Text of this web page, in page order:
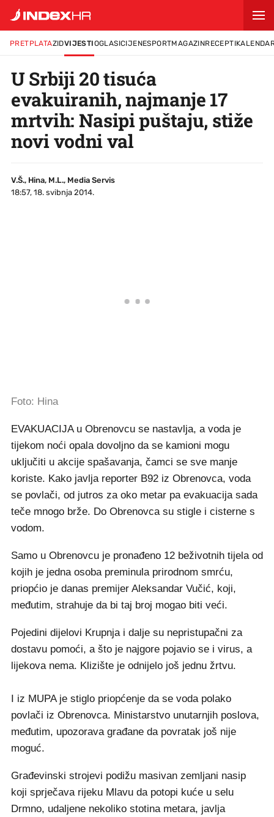
PRETPLATAZIDVIJESTIOGLASICIJENESPORTMAGAZINRECEPTI
U Srbiji 20 tisuća
evakuiranih, najmanje 17
mrtvih: Nasipi puštaju, stiže
novi vodni val
V.Š., Hina, M.L., Media Servis
18:57, 18. svibnja 2014.
Foto: Hina
EVAKUACIJA u Obrenovcu se nastavlja, a voda je
tijekom noći opala dovoljno da se kamioni mogu
uključiti u akcije spašavanja, čamci se sve manje
koriste. Kako javlja reporter B92 iz Obrenovca, voda
se povlači, od jutros za oko metar pa evakuacija sada
teče mnogo brže. Do Obrenovca su stigle i cisterne s
vodom.
Samo u Obrenovcu je pronađeno 12 beživotnih tijela od
kojih je jedna osoba preminula prirodnom smrću,
priopćio je danas premijer Aleksandar Vučić, koji,
međutim, strahuje da bi taj broj mogao biti veći.
Pojedini dijelovi Krupnja i dalje su nepristupačni za
dostavu pomoći, a što je najgore pojavio se i virus, a
lijekova nema. Klizište je odnijelo još jednu žrtvu.
I iz MUPA je stiglo priopćenje da se voda polako
povlači iz Obrenovca. Ministarstvo unutarnjih poslova,
međutim, upozorava građane da povratak još nije
moguć.
Građevinski strojevi podižu masivan zemljani nasip
koji sprječava rijeku Mlavu da potopi kuće u selu
Drmno, udaljene nekoliko stotina metara, javlja